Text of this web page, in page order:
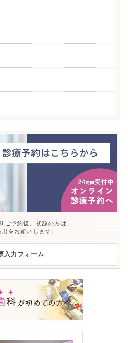
ご予約後、初診の方は
をお願いします。
入力フォーム